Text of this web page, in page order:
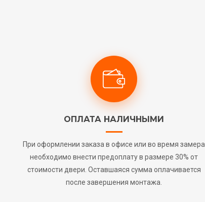
ОПЛАТА НАЛИЧНЫМИ
При оформлении заказа в офисе или во время замера
необходимо внести предоплату в размере 30% от
стоимости двери. Оставшаяся сумма оплачивается
после завершения монтажа.